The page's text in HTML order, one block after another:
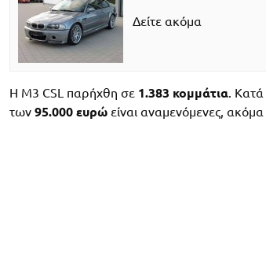
Δείτε ακόμα
Η M3 CSL παρήχθη σε 1.383 κομμάτια. Κατά
των 95.000 ευρώ είναι αναμενόμενες,